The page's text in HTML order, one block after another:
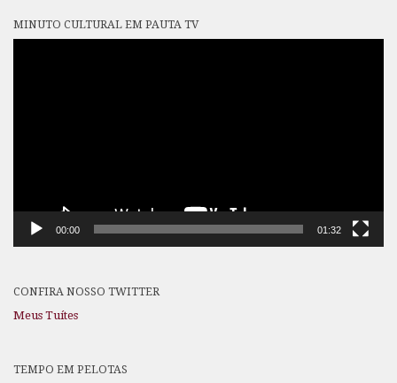
MINUTO CULTURAL EM PAUTA TV
00:00 01:32
CONFIRA NOSSO TWITTER
Meus Tuítes
TEMPO EM PELOTAS